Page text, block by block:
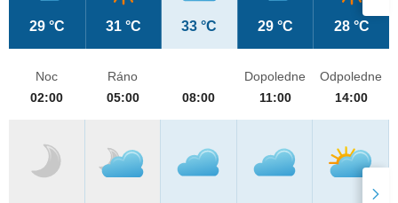
29 °C 31 °C 33 °C 29 °C 28 °C
Noc
02:00
Ráno
05:00
08:00
Dopoledne
11:00
Odpoledne
14:00